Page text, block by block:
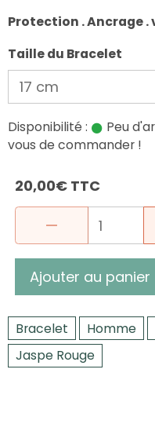
Protection . Ancrage
Taille du Bracelet
Disponibilité :
Peu
vous de commander !
20,00€ TTC
Ajouter au panier
Bracelet Homme
Jaspe Rouge